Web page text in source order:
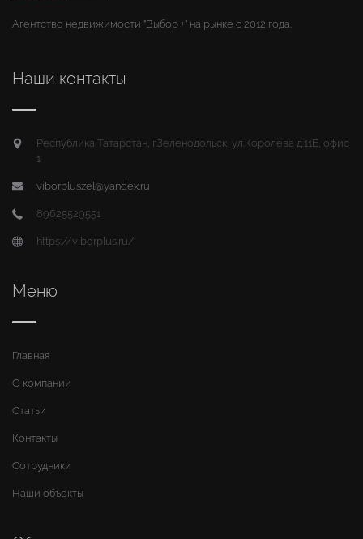
Агентство недвижимости "Выбор +" на рынке с 2012 года.
Наши контакты
Республика Татарстан, г.Зеленодольск, ул.Королева д.11Б, офис
1
viborpluszel@yandex.ru
89625529551
https://viborplus.ru/
Меню
Главная
О компании
Статьи
Контакты
Сотрудники
Наши объекты